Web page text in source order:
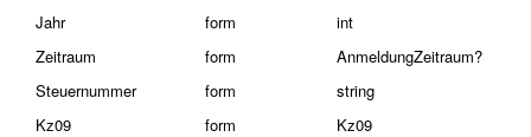
Jahr
form
int
Zeitraum
form
AnmeldungZeitraum?
Steuernummer
form
string
Kz09
form Kz09